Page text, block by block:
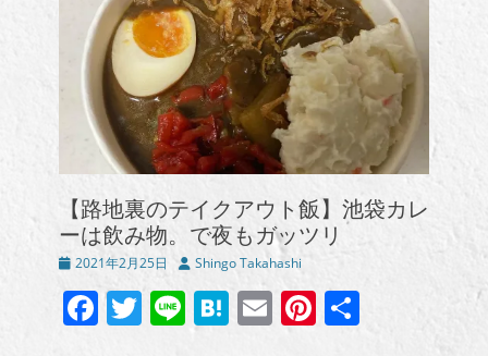
【路地裏のテイクアウト飯】池袋カレ
ーは飲み物。で夜もガッツリ
投
日
2021年2月25日
投
者
Shingo Takahashi
Facebook
Twitter
LineHatena
EmailPinterest